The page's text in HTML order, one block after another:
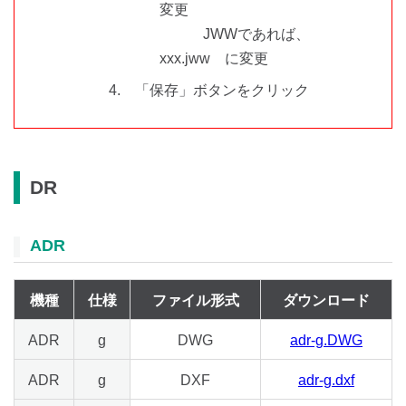
変更
JWWであれば、
xxx.jww に変更
4. 「保存」ボタンをクリック
DR
ADR
機種 仕様 ファイル形式 ダウンロード
ADR g DWG adr-g.DWG
ADR g DXF adr-g.dxf